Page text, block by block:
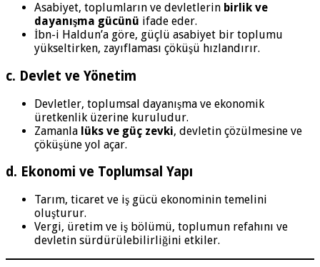
Asabiyet, toplumların ve devletlerin birlik ve
dayanışma gücünü ifade eder.
İbn-i Haldun’a göre, güçlü asabiyet bir toplumu
yükseltirken, zayıflaması çöküşü hızlandırır.
c. Devlet ve Yönetim
Devletler, toplumsal dayanışma ve ekonomik
üretkenlik üzerine kuruludur.
Zamanla lüks ve güç zevki, devletin çözülmesine ve
çöküşüne yol açar.
d. Ekonomi ve Toplumsal Yapı
Tarım, ticaret ve iş gücü ekonominin temelini
oluşturur.
Vergi, üretim ve iş bölümü, toplumun refahını ve
devletin sürdürülebilirliğini etkiler.